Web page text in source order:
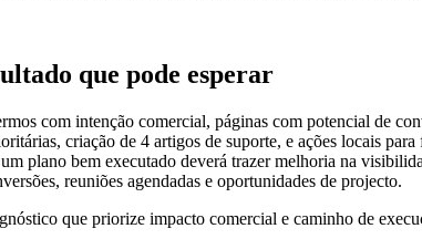
que pode esperar
com intenção comercial, páginas com potencial de
criação de 4 artigos de suporte, e ações locais
plano bem executado deverá trazer melhoria na
reuniões agendadas e oportunidades de projecto.
que priorize impacto comercial e caminho de